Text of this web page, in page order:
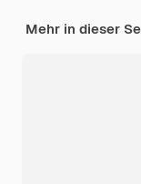
Mehr in dieser